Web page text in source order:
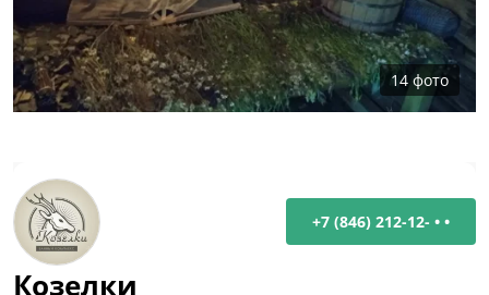
14 фото
+7 (846) 212-12- • •
Козелки